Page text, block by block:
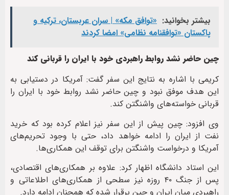
بیشتر بخوانید: «توافق مکه» | سران عربستان، ترکیه و
پاکستان «توافقنامه نظامی» امضا کردند
چین حاضر نشد روابط راهبردی خود با ایران را قربانی کند
کریمی با اشاره به نتایج این سفر گفت: آمریکا در دستیابی به
این هدف موفق نبود و چین حاضر نشد روابط خود با ایران را
قربانی خواسته‌های واشنگتن کند.
وی افزود: چین پیش از این سفر نیز اعلام کرده بود که خرید
نفت از ایران را ادامه خواهد داد، حتی با وجود تحریم‌های
آمریکا و درخواست واشنگتن برای توقف این همکاری‌ها.
این استاد دانشگاه اظهار کرد: علاوه بر همکاری‌های اقتصادی،
پس از جنگ ۴۰ روزه نیز سطحی از همکاری‌های اطلاعاتی و
راهبردی میان ایران و چین برقرار شده که همچنان ادامه دارد.